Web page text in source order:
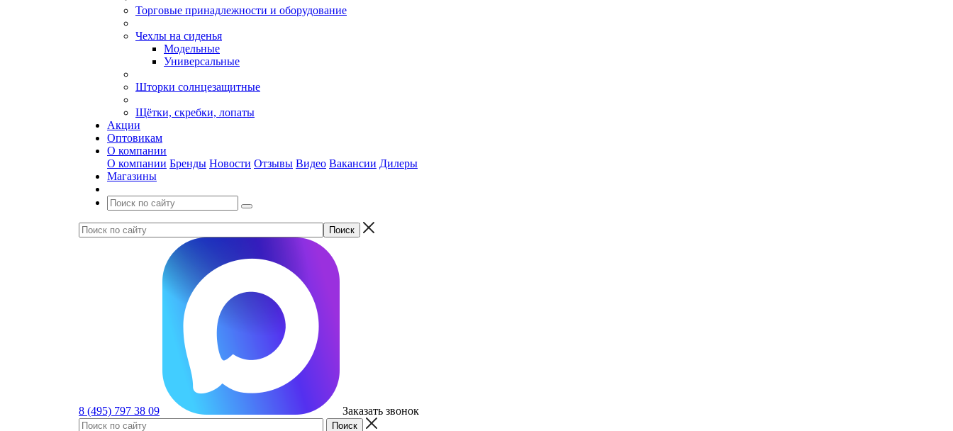
Торговые принадлежности и оборудование
Чехлы на сиденья
Модельные
Универсальные
Шторки солнцезащитные
Щётки, скребки, лопаты
Акции
Оптовикам
О компании
О компании Бренды Новости Отзывы Видео Вакансии Дилеры
Магазины
8 (495) 797 38 09 Заказать звонок